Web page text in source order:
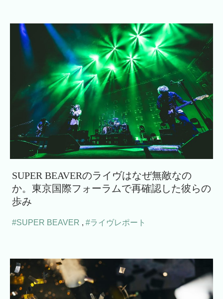
SUPER BEAVERのライヴはなぜ無敵なの
か。東京国際フォーラムで再確認した彼らの
歩み
#SUPER BEAVER , #ライヴレポート